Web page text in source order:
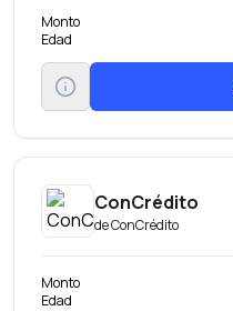
Monto
Edad
ConCrédito
deConCrédito
Monto
Edad